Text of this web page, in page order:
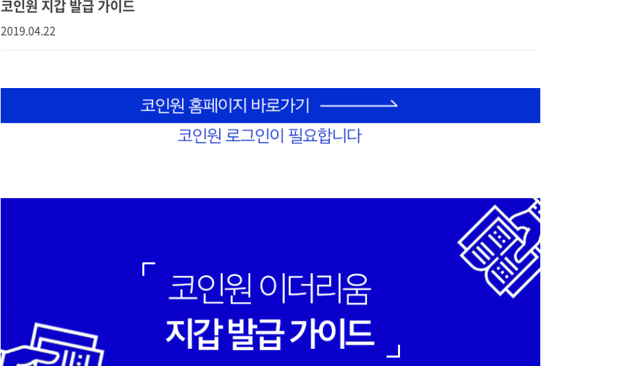
코인원 지갑 발급 가이드
2019.04.22